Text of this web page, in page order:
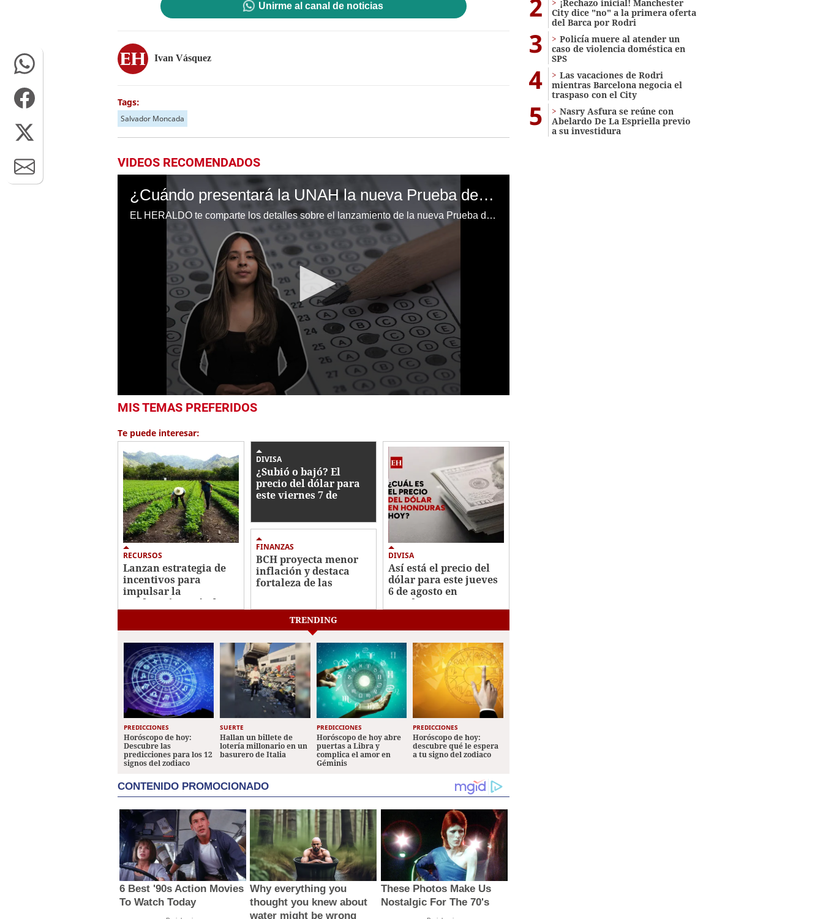
Unirme al canal de noticias
Ivan Vásquez
Tags:
Salvador Moncada
VIDEOS RECOMENDADOS
¿Cuándo presentará la UNAH la nueva Prueba de Aptitud Académica?
EL HERALDO te comparte los detalles sobre el lanzamiento de la nueva Prueba de Aptitud Académica (PAA) de la UNAH
seconds
42
secondsVolume
MIS TEMAS PREFERIDOS
Te puede interesar:
RECURSOS
Lanzan estrategia de
incentivos para
impulsar la
producción agrícola en
DIVISA
¿Subió o bajó? El
precio del dólar para
este viernes 7 de
FINANZAS
BCH proyecta menor
inflación y destaca
fortaleza de las
internacionales
DIVISA
Así está el precio del
dólar para este jueves
6 de agosto en
Honduras
2
¡Rechazo inicial! Manchester
City dice "no" a la primera oferta
del Barca por Rodri
3
Policía muere al atender un
caso de violencia doméstica en
SPS
4
Las vacaciones de Rodri
mientras Barcelona negocia el
traspaso con el City
5
Nasry Asfura se reúne con
Abelardo De La Espriella previo
a su investidura
TRENDING
PREDICCIONES
Horóscopo de hoy:
Descubre las
predicciones para los 12
signos del zodiaco
SUERTE
Hallan un billete de
lotería millonario en un
basurero de Italia
PREDICCIONES
Horóscopo de hoy abre
puertas a Libra y
complica el amor en
Géminis
PREDICCIONES
Horóscopo de hoy:
descubre qué le espera
a tu signo del zodiaco
CONTENIDO PROMOCIONADO
6 Best '90s Action Movies
To Watch Today
Why everything you
thought you knew about
water might be wrong
These Photos Make Us
Nostalgic For The 70's